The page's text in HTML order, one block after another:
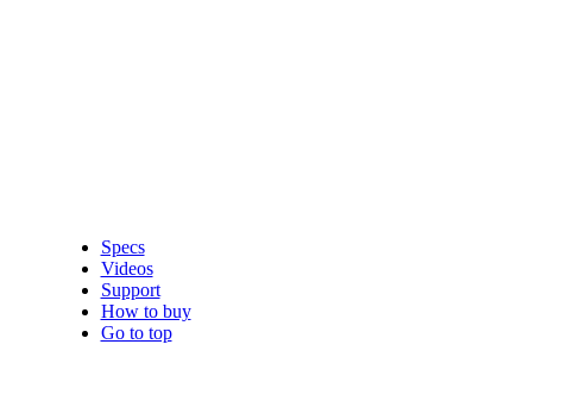
Specs
Videos
Support
How to buy
Go to top